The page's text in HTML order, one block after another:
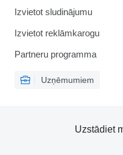
Izvietot sludinājumu
Izvietot reklāmkarogu
Partneru programma
Uzņēmumiem
Uzstādiet